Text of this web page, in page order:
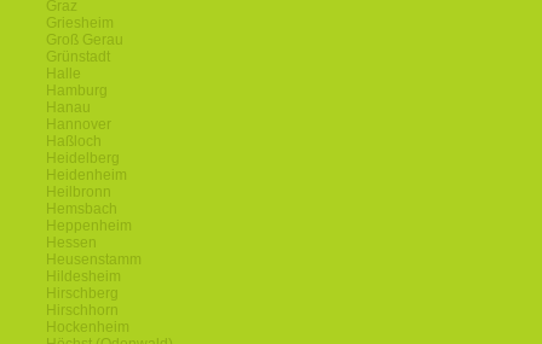
Graz
Griesheim
Groß Gerau
Grünstadt
Halle
Hamburg
Hanau
Hannover
Haßloch
Heidelberg
Heidenheim
Heilbronn
Hemsbach
Heppenheim
Hessen
Heusenstamm
Hildesheim
Hirschberg
Hirschhorn
Hockenheim